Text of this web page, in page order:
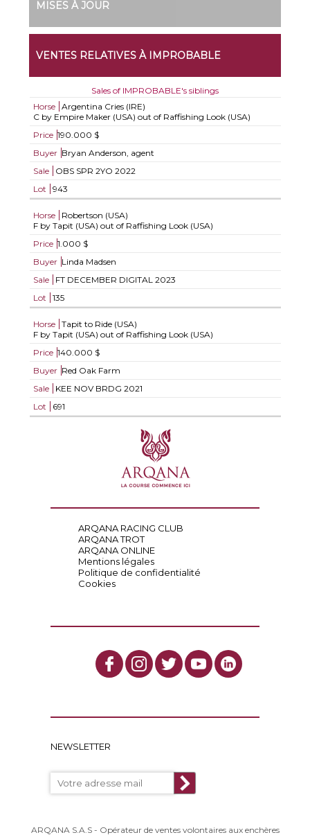
MISES À JOUR
VENTES RELATIVES À IMPROBABLE
Sales of IMPROBABLE's siblings
Horse
Argentina Cries (IRE)
C by Empire Maker (USA) out of Raffishing Look (USA)
Price 190.000 $
Buyer Bryan Anderson, agent
Sale
OBS SPR 2YO 2022
Lot
943
Horse
Robertson (USA)
F by Tapit (USA) out of Raffishing Look (USA)
Price 1.000 $
Buyer Linda Madsen
Sale
FT DECEMBER DIGITAL 2023
Lot
135
Horse
Tapit to Ride (USA)
F by Tapit (USA) out of Raffishing Look (USA)
Price 140.000 $
Buyer Red Oak Farm
Sale
KEE NOV BRDG 2021
Lot
691
ARQANA RACING CLUB
ARQANA TROT
ARQANA ONLINE
Mentions légales
Politique de confidentialité
Cookies
NEWSLETTER
ARQANA S.A.S - Opérateur de ventes volontaires aux enchères